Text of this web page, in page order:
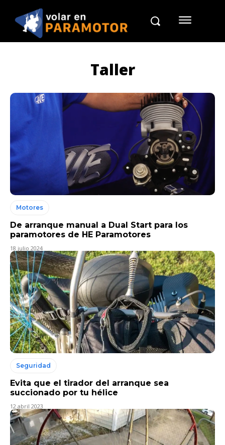
Taller
Motores
De arranque manual a Dual Start para los
paramotores de HE Paramotores
18 julio 2024
Seguridad
Evita que el tirador del arranque sea
succionado por tu hélice
12 abril 2023